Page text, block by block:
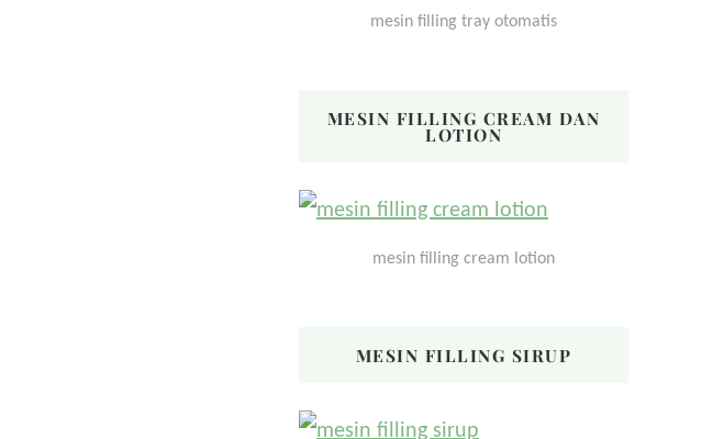
mesin filling tray otomatis
MESIN FILLING CREAM DAN
LOTION
mesin filling cream lotion
MESIN FILLING SIRUP